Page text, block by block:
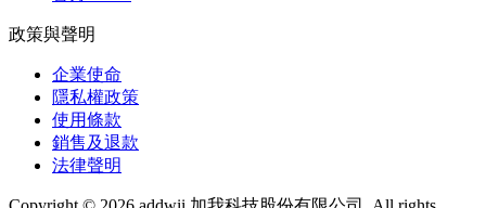
政策與聲明
企業使命
隱私權政策
使用條款
銷售及退款
法律聲明